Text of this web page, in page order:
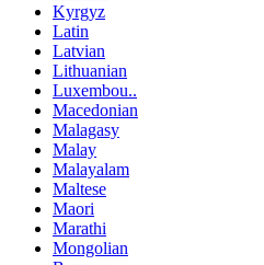
Kyrgyz
Latin
Latvian
Lithuanian
Luxembou..
Macedonian
Malagasy
Malay
Malayalam
Maltese
Maori
Marathi
Mongolian